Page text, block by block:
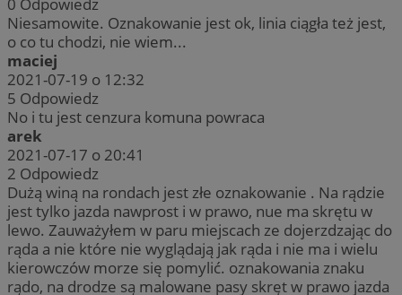
0 Odpowiedz
Niesamowite. Oznakowanie jest ok, linia ciągła też jest,
o co tu chodzi, nie wiem...
maciej
2021-07-19 o 12:32
5 Odpowiedz
No i tu jest cenzura komuna powraca
arek
2021-07-17 o 20:41
2 Odpowiedz
Dużą winą na rondach jest złe oznakowanie . Na rądzie
jest tylko jazda nawprost i w prawo, nue ma skrętu w
lewo. Zauważyłem w paru miejscach ze dojerzdzając do
rąda a nie które nie wyglądają jak rąda i nie ma i wielu
kierowczów morze się pomylić. oznakowania znaku
rądo, na drodze są malowane pasy skręt w prawo jazda